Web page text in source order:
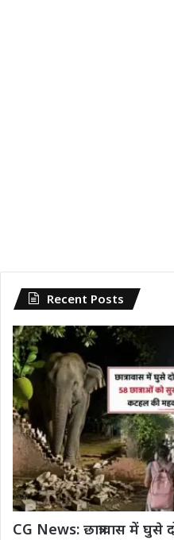
Recent Posts
CG News: छात्रावास में घुसे